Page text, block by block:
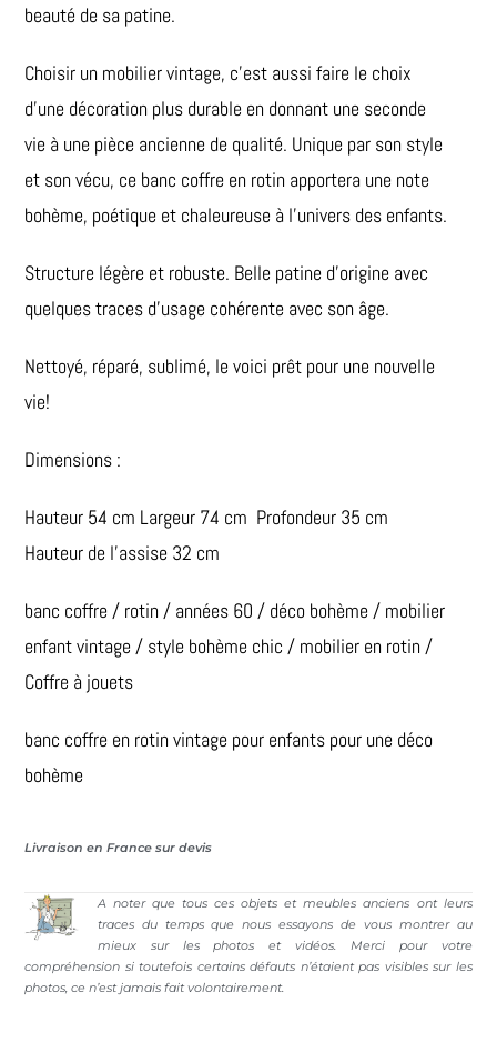
beauté de sa patine.
Choisir un mobilier vintage, c’est aussi faire le choix
d’une décoration plus durable en donnant une seconde
vie à une pièce ancienne de qualité. Unique par son style
et son vécu, ce banc coffre en rotin apportera une note
bohème, poétique et chaleureuse à l’univers des enfants.
Structure légère et robuste. Belle patine d’origine avec
quelques traces d’usage cohérente avec son âge.
Nettoyé, réparé, sublimé, le voici prêt pour une nouvelle
vie!
Dimensions :
Hauteur 54 cm Largeur 74 cm Profondeur 35 cm
Hauteur de l’assise 32 cm
banc coffre / rotin / années 60 / déco bohème / mobilier
enfant vintage / style bohème chic / mobilier en rotin /
Coffre à jouets
banc coffre en rotin vintage pour enfants pour une déco
bohème
Livraison en France sur devis
A noter que tous ces objets et meubles anciens ont leurs
traces du temps que nous essayons de vous montrer au
mieux sur les photos et vidéos. Merci pour votre
compréhension si toutefois certains défauts n’étaient pas visibles sur les
photos, ce n’est jamais fait volontairement.